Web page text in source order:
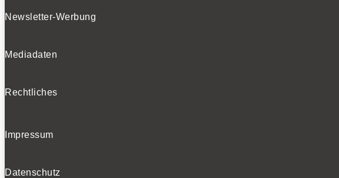
Newsletter-Werbung
Mediadaten
Rechtliches
Impressum
Datenschutz